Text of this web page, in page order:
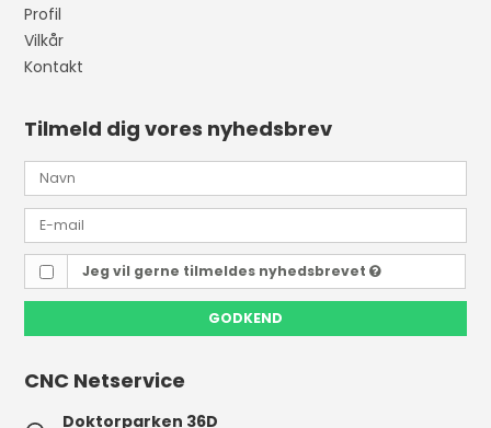
Profil
Vilkår
Kontakt
Tilmeld dig vores nyhedsbrev
Jeg vil gerne tilmeldes nyhedsbrevet
GODKEND
CNC Netservice
Doktorparken 36D